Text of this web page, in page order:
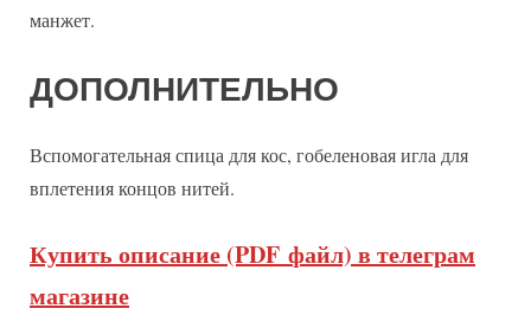
манжет.
ДОПОЛНИТЕЛЬНО
Вспомогательная спица для кос, гобеленовая игла для
вплетения концов нитей.
Купить описание (PDF файл) в телеграм
магазине